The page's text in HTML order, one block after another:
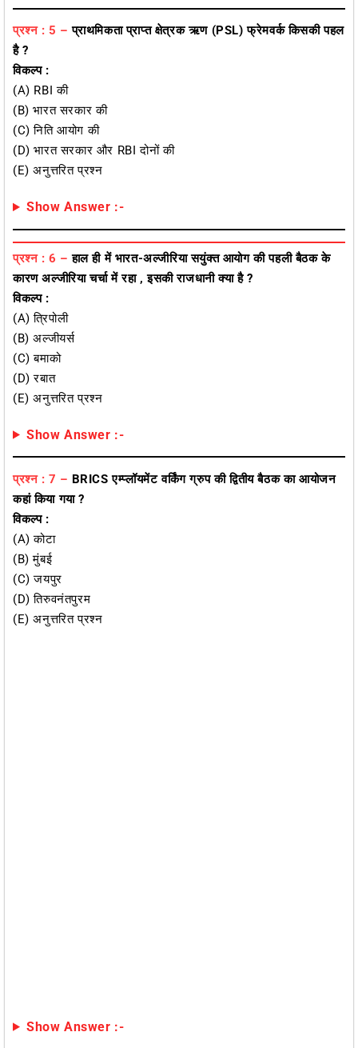
प्रश्न : 5 – प्राथमिकता प्राप्त क्षेत्रक ऋण (PSL) फ्रेमवर्क किसकी पहल
है ?
विकल्प :
(A) RBI की
(B) भारत सरकार की
(C) निति आयोग की
(D) भारत सरकार और RBI दोनों की
(E) अनुत्तरित प्रश्न
Show Answer :-
प्रश्न : 6 – हाल ही में भारत-अल्जीरिया सयुंक्त आयोग की पहली बैठक के
कारणअल्जीरियाचर्चा में रहा , इसकी राजधानी क्या है ?
विकल्प :
(A) त्रिपोली
(B) अल्जीयर्स
(C) बमाको
(D) रबात
(E) अनुत्तरित प्रश्न
Show Answer :-
प्रश्न : 7 – BRICS एम्प्लॉयमेंट वर्किंग ग्रुप की द्वितीय बैठक का आयोजन
कहां किया गया ?
विकल्प :
(A) कोटा
(B) मुंबई
(C) जयपुर
(D) तिरुवनंतपुरम
(E) अनुत्तरित प्रश्न
Show Answer :-